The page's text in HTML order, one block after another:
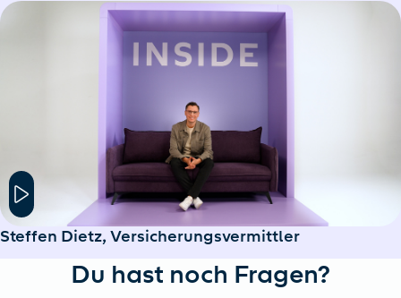
Hier klicken um das Modal Fenster zu öffnen
Steffen Dietz, Versicherungsvermittler
Du hast noch Fragen?